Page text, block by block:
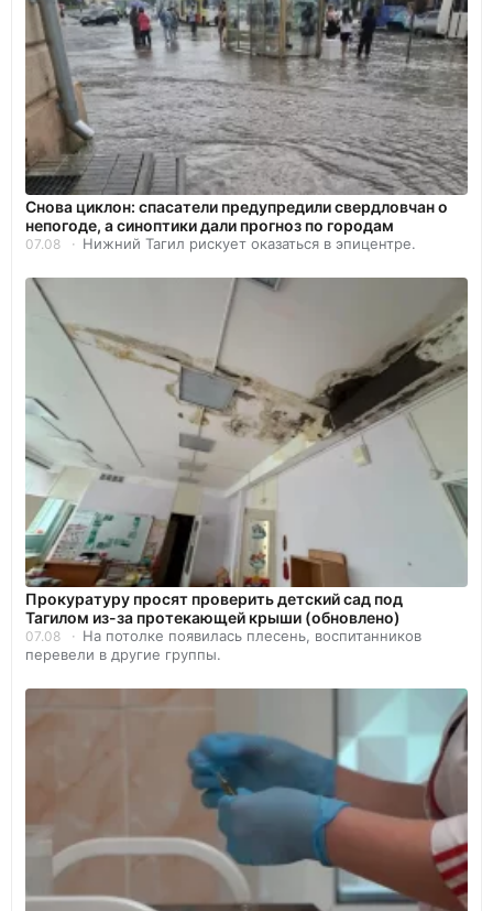
Снова циклон: спасатели предупредили свердловчан о
непогоде, а синоптики дали прогноз по городам
07.08 Нижний Тагил рискует оказаться в эпицентре.
Прокуратуру просят проверить детский сад под
Тагилом из-за протекающей крыши (обновлено)
07.08
На потолке появилась плесень, воспитанников
перевели в другие группы.